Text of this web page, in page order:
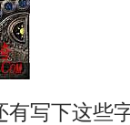
有写下这